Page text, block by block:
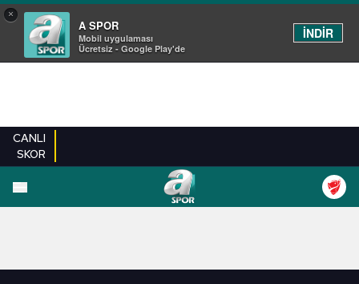
×
A SPOR
Mobil uygulaması
Ücretsiz - Google Play'de
İNDİR
CANLI
SKOR
FUTBOL